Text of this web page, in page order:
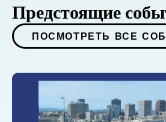
Предстоящие
ПОСМОТРЕТЬ ВСЕ